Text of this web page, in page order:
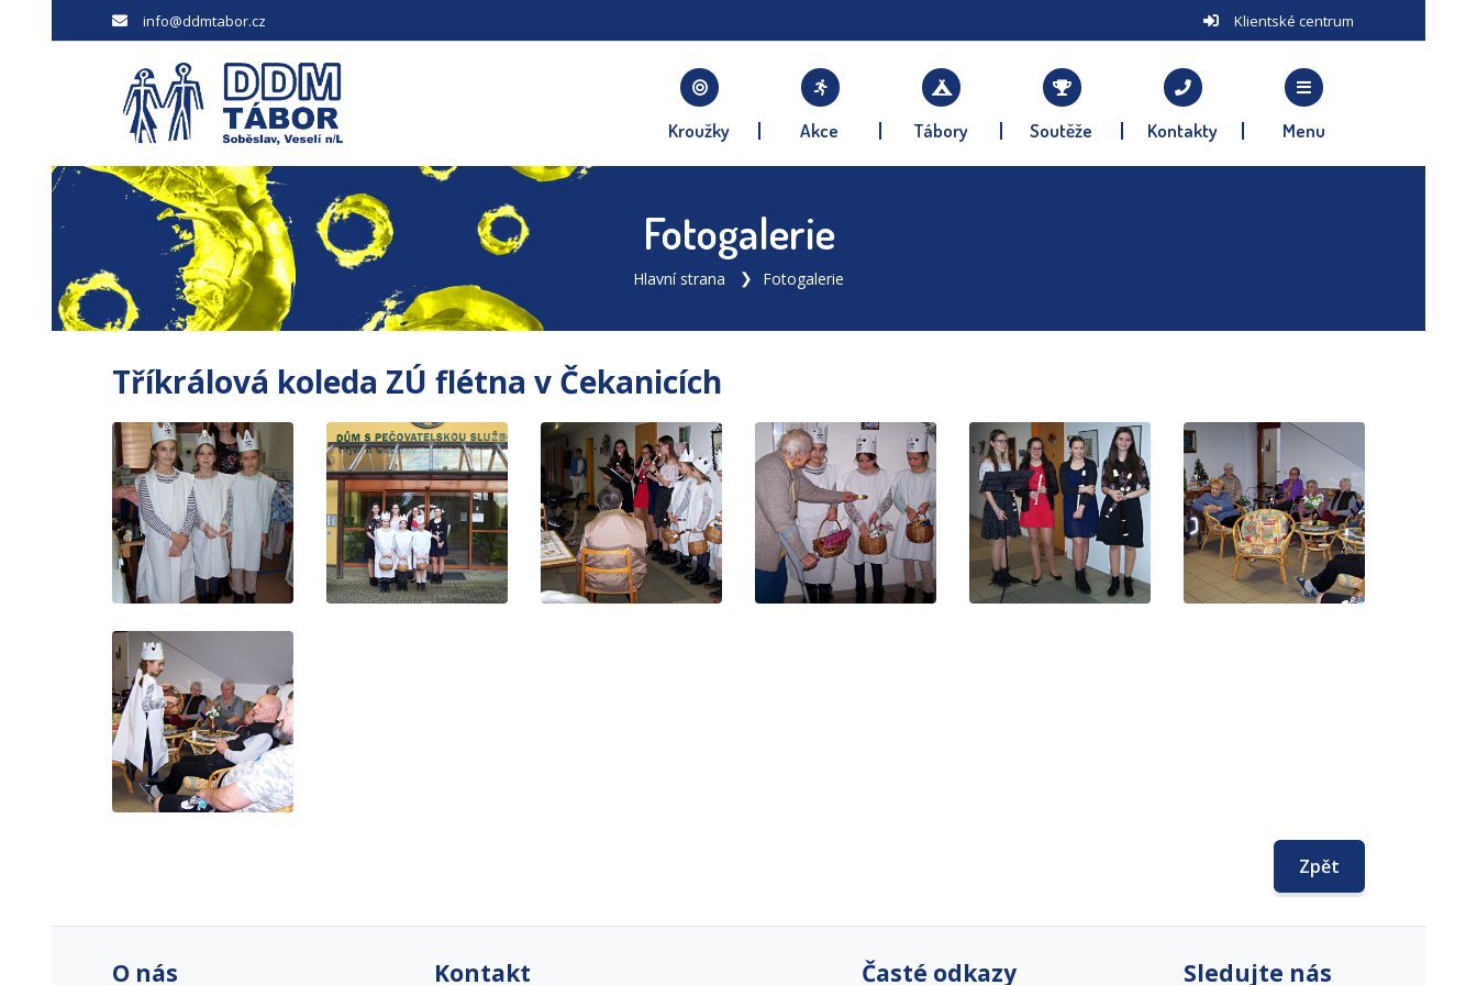
info@ddmtabor.cz Klientské centrum
Kroužky Akce Tábory Soutěže Kontakty Menu
Fotogalerie
Hlavní strana Fotogalerie
Tříkrálová koleda ZÚ flétna v Čekanicích
Zpět
O nás Kontakt Časté odkazy Sledujte nás